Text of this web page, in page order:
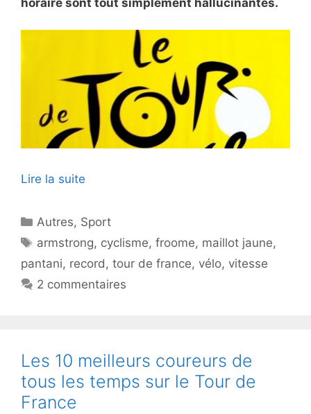
horaire sont tout simplement hallucinantes.
Lire la suite
Catégories
Autres, Sport
Étiquettes
armstrong, cyclisme,froome, maillot jaune,
pantani, record, tour de france, vélo, vitesse
2 commentaires
Les 10 meilleurs coureurs de
tous les temps sur le Tour de
France